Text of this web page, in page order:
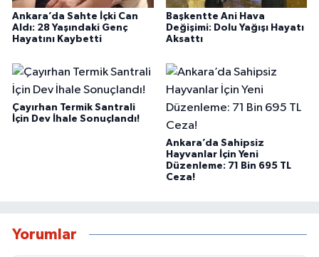
Ankara’da Sahte İçki Can
Aldı: 28 Yaşındaki Genç
Hayatını Kaybetti
Başkentte Ani Hava
Değişimi: Dolu Yağışı Hayatı
Aksattı
Çayırhan Termik Santrali
İçin Dev İhale Sonuçlandı!
Ankara’da Sahipsiz
Hayvanlar İçin Yeni
Düzenleme: 71 Bin 695 TL
Ceza!
Yorumlar